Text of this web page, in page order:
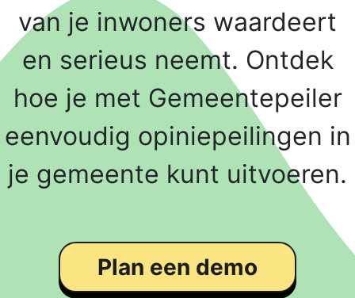
van je inwoners waardeert
en serieus neemt. Ontdek
hoe je met Gemeentepeiler
eenvoudig opiniepeilingen in
je gemeente kunt uitvoeren.
Plan een demo